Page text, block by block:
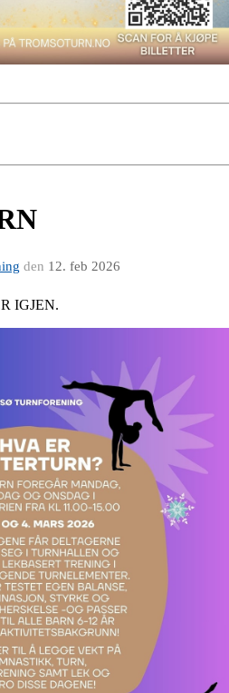
den 12. feb 2026
IGJEN.